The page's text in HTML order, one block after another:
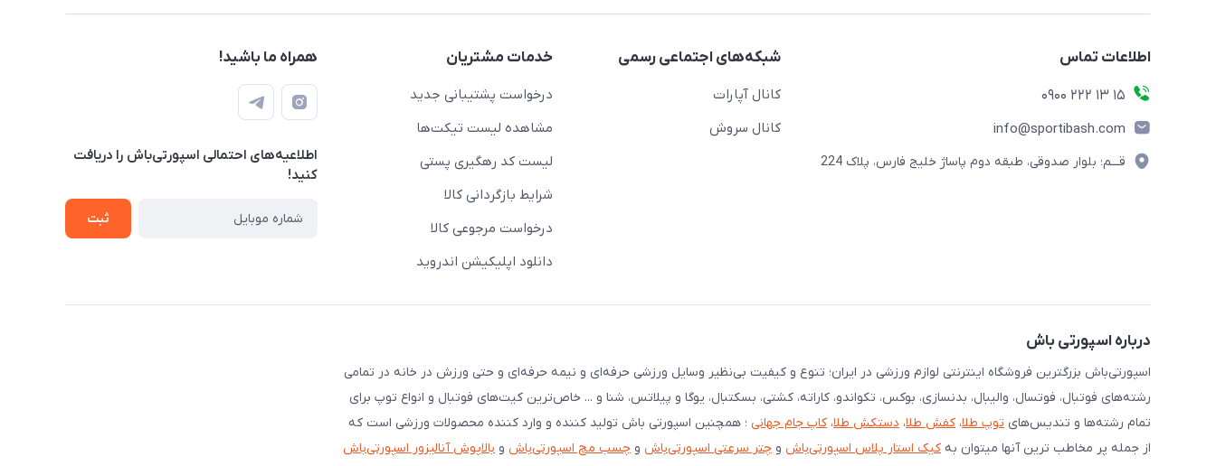
اطلاعات تماس
15 13 222 0900
info@sportibash.com
قـــم؛ بلوار صدوقی، طبقه دوم پاساژ خلیج فارس، پلاک 224
شبکه‌های اجتماعی رسمی
کانال آپارات
کانال سروش
خدمات مشتریان
درخواست پشتیبانی جدید
مشاهده لیست تیکت‌ها
لیست کد رهگیری پستی
شرایط بازگردانی کالا
درخواست مرجوعی کالا
دانلود اپلیکیشن اندروید
همراه ما باشید!
اطلاعیه‌های احتمالی اسپورتی‌باش را دریافت
کنید!
ثبت
درباره اسپورتی باش
اسپورتی‌باش بزرگترین فروشگاه اینترنتی لوازم ورزشی در ایران؛ تنوع و کیفیت بی‌نظیر وسایل ورزشی حرفه‌ای و نیمه حرفه‌ای و حتی ورزش در خانه در تمامی
رشته‌های فوتبال، فوتسال، والیبال، بدنسازی، بوکس، تکواندو، کاراته، کشتی، بسکتبال، یوگا و پیلاتس، شنا و ... خاص‌ترین کیت‌های فوتبال و انواع توپ برای
تمام رشته‌ها و تندیس‌های توپ طلا، کفش طلا، دستکش طلا، کاپ جام جهانی ؛ همچنین اسپورتی باش تولید کننده و وارد کننده محصولات ورزشی است که
از جمله پر مخاطب ترین آنها میتوان به کیک استار پلاس اسپورتی‌باش و چتر سرعتی اسپورتی‌باش و چسب مچ اسپورتی‌باش و بالاپوش آنالیزور اسپورتی‌باش